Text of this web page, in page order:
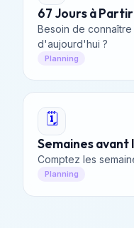
67 Jours à
Besoin de
d'aujourd'hui ?
Planning
🗓️
Semaines avant
Comptez les
Planning